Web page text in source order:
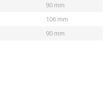
90 mm
106 mm
90 mm